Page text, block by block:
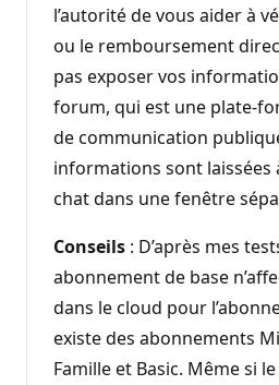
l’autorité de vous aider à
ou le remboursement
pas exposer vos
forum, qui est une plate-
de communication
informations sont laissées
chat dans une fenêtre
Conseils : D’après mes
abonnement de base
dans le cloud pour
existe des abonnements
Famille et Basic. Même si